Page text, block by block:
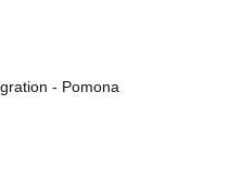
- Pomona